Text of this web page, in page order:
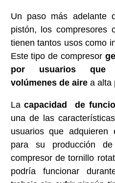
Un paso más adelante
pistón, los compresores
tienen tantos usos como
Este tipo de compresor
por usuarios que
volúmenes de airea alta
Lacapacidad de
una de las
usuarios que
para su producción
compresor de tornillo
podría funcionar